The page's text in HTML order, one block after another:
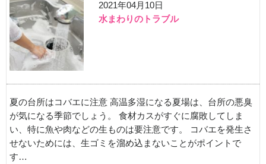
2021年04月10日
水まわりのトラブル
夏の台所はコバエに注意 高温多湿になる夏場は、台所の悪臭
が気になる季節でしょう。 食材カスがすぐに腐敗してしま
い、特に魚や肉などの生ものは要注意です。 コバエを発生さ
せないためには、生ゴミを溜め込まないことがポイントで
す…